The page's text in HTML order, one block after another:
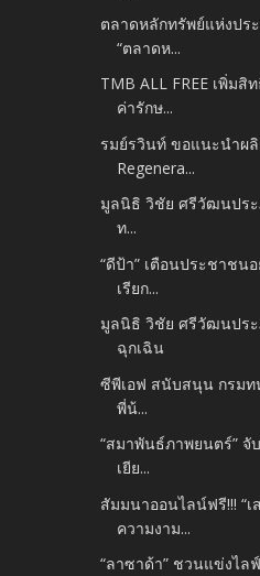
ตลาดหลักทรัพย์แห่งปร
“ตลาดห...
TMB ALL FREE เพิ่ม
ค่ารักษ...
รมย์รวินท์ ขอแนะนำผ
Regenera...
มูลนิธิ วิชัย ศรีวัฒนประ
ท...
“ดีป้า” เตือนประชาชน
เรียก...
มูลนิธิ วิชัย ศรีวัฒนปร
ฉุกเฉิน
ซีพีเอฟ สนับสนุน กรมท
พี่น้...
“สมาพันธ์ภาพยนตร์” จั
เยีย...
สัมมนาออนไลน์ฟรี!!! “
ความงาม...
“ลาซาด้า” ชวนแข่งไล